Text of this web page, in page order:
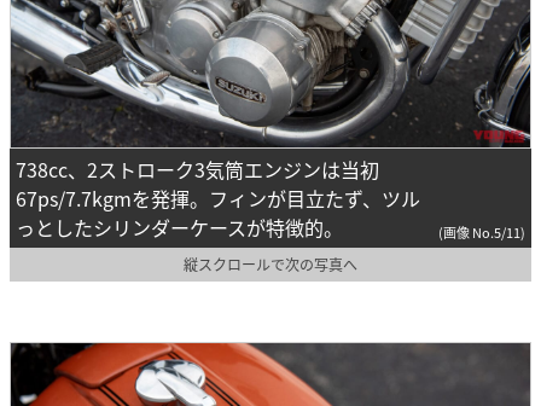
738cc、2ストローク3気筒エンジンは当初
67ps/7.7kgmを発揮。フィンが目立たず、ツル
っとしたシリンダーケースが特徴的。
(画像 No.5/11)
縦スクロールで次の写真へ